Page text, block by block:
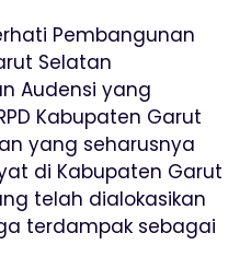
Pembangunan
Selatan
Audensi yang
Kabupaten Garut
yang seharusnya
di Kabupaten Garut
telah dialokasikan
terdampak sebagai